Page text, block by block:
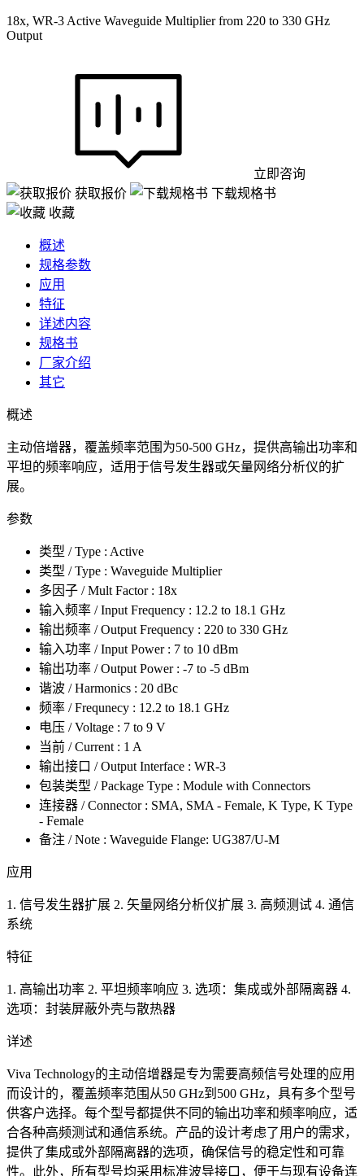
18x, WR-3 Active Waveguide Multiplier from 220 to 330 GHz
Output
立即咨询
获取报价
下载规格书
收藏
概述
规格参数
应用
特征
详述内容
规格书
厂家介绍
其它
概述
主动倍增器，覆盖频率范围为50-500 GHz，提供高输出功率和
平坦的频率响应，适用于信号发生器或矢量网络分析仪的扩
展。
参数
类型 / Type : Active
类型 / Type : Waveguide Multiplier
多因子 / Mult Factor : 18x
输入频率 / Input Frequency : 12.2 to 18.1 GHz
输出频率 / Output Frequency : 220 to 330 GHz
输入功率 / Input Power : 7 to 10 dBm
输出功率 / Output Power : -7 to -5 dBm
谐波 / Harmonics : 20 dBc
频率 / Frequnecy : 12.2 to 18.1 GHz
电压 / Voltage : 7 to 9 V
当前 / Current : 1 A
输出接口 / Output Interface : WR-3
包装类型 / Package Type : Module with Connectors
连接器 / Connector : SMA, SMA - Female, K Type, K Type
- Female
备注 / Note : Waveguide Flange: UG387/U-M
应用
1. 信号发生器扩展 2. 矢量网络分析仪扩展 3. 高频测试 4. 通信
系统
特征
1. 高输出功率 2. 平坦频率响应 3. 选项：集成或外部隔离器 4.
选项：封装屏蔽外壳与散热器
详述
Viva Technology的主动倍增器是专为需要高频信号处理的应用
而设计的，覆盖频率范围从50 GHz到500 GHz，具有多个型号
供客户选择。每个型号都提供不同的输出功率和频率响应，适
合各种高频测试和通信系统。产品的设计考虑了用户的需求，
提供了集成或外部隔离器的选项，确保信号的稳定性和可靠
性。此外，所有型号均采用标准波导接口，便于与现有设备连